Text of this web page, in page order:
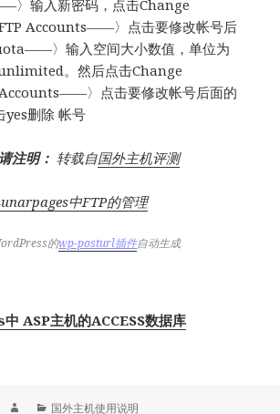
〉输入新密码，点击Change
Accounts——〉点击要修改帐号后
〉输入空间大小数值，单位为
。然后点击Change
〉点击要修改帐号后面的
删除 帐号
注明： 转载自国外主机评测
中FTP的管理
的wp-posturl插件自动生成
ASP主机的ACCESS数据库
分
国外主机使用说明